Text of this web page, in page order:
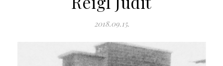
2018.09.15.